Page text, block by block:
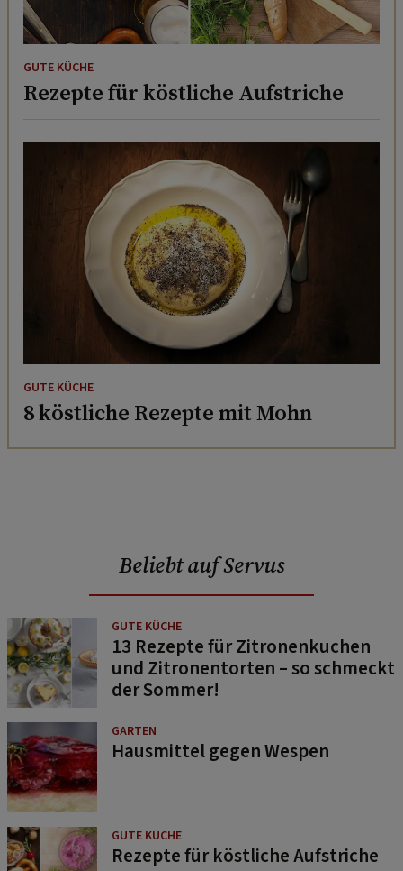
GUTE KÜCHE
Rezepte für köstliche Aufstriche
GUTE KÜCHE
8 köstliche Rezepte mit Mohn
Beliebt auf Servus
GUTE KÜCHE
13 Rezepte für Zitronenkuchen
und Zitronentorten – so schmeckt
der Sommer!
GARTEN
Hausmittel gegen Wespen
GUTE KÜCHE
Rezepte für köstliche Aufstriche